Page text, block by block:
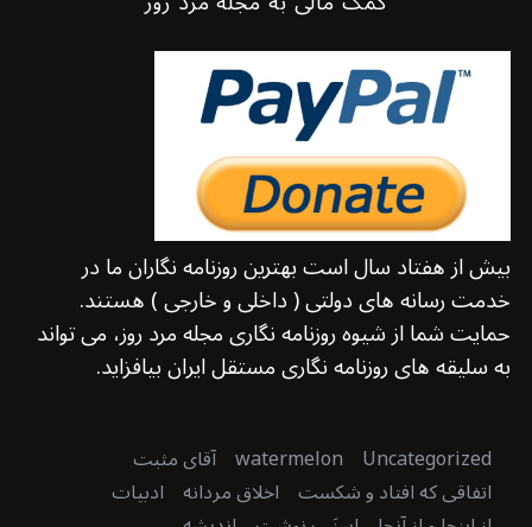
بیش از هفتاد سال است بهترین روزنامه نگاران ما در
خدمت رسانه های دولتی ( داخلی و خارجی ) هستند.
حمایت شما از شیوه روزنامه نگاری مجله مرد روز، می تواند
به سلیقه های روزنامه نگاری مستقل ایران بیافزاید.
Uncategorized
watermelon آقای مثبت
اتفاقی که افتاد و شکست اخلاق مردانه ادبیات